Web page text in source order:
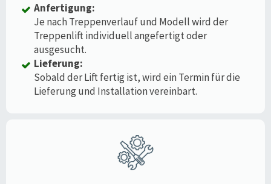
Anfertigung:
Je nach Treppenverlauf und Modell wird der
Treppenlift individuell angefertigt oder
ausgesucht.
Lieferung:
Sobald der Lift fertig ist, wird ein Termin für die
Lieferung und Installation vereinbart.